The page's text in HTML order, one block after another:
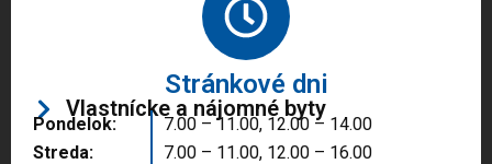
Stránkové dni
Vlastnícke a nájomné byty
Pondelok:
Streda:
7.00 – 11.00, 12.00 – 14.00
7.00 – 11.00, 12.00 – 16.00